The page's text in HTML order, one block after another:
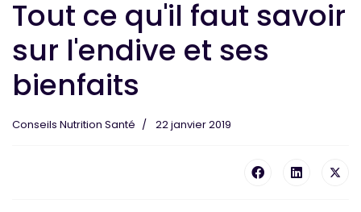
Tout ce qu'il faut savoir
sur l'endive et ses
bienfaits
Conseils Nutrition Santé 22 janvier 2019